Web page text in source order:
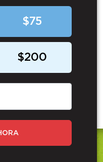
$75
$200